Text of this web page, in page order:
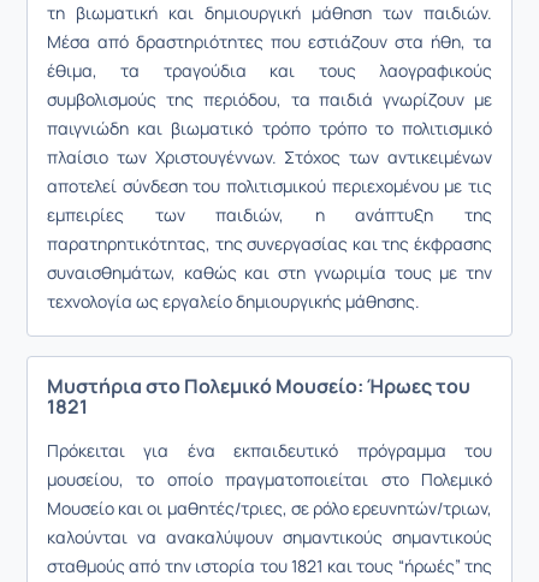
τη βιωματική και δημιουργική μάθηση των παιδιών.
Μέσα από δραστηριότητες που εστιάζουν στα ήθη, τα
έθιμα, τα τραγούδια και τους λαογραφικούς
συμβολισμούς της περιόδου, τα παιδιά γνωρίζουν με
παιγνιώδη και βιωματικό τρόπο τρόπο το πολιτισμικό
πλαίσιο των Χριστουγέννων. Στόχος των αντικειμένων
αποτελεί σύνδεση του πολιτισμικού περιεχομένου με τις
εμπειρίες των παιδιών, η ανάπτυξη της
παρατηρητικότητας, της συνεργασίας και της έκφρασης
συναισθημάτων, καθώς και στη γνωριμία τους με την
τεχνολογία ως εργαλείο δημιουργικής μάθησης.
Μυστήρια στο Πολεμικό Μουσείο: Ήρωες του
1821
Πρόκειται για ένα εκπαιδευτικό πρόγραμμα του
μουσείου, το οποίο πραγματοποιείται στο Πολεμικό
Μουσείο και οι μαθητές/τριες, σε ρόλο ερευνητών/τριων,
καλούνται να ανακαλύψουν σημαντικούς σημαντικούς
σταθμούς από την ιστορία του 1821 και τους “ήρωές” της